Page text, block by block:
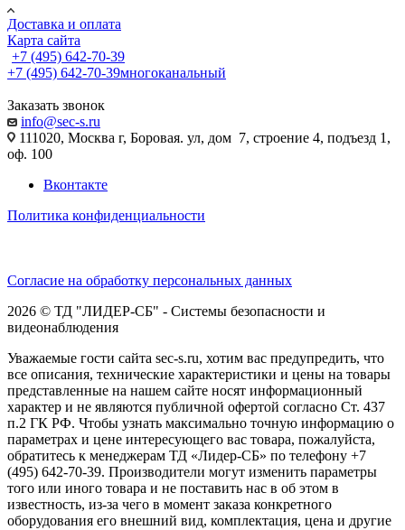
Доставка и оплата
Карта сайта
+7 (495) 642-70-39
+7 (495) 642-70-39многоканальный
Заказать звонок
info@sec-s.ru
111020, Москва г, Боровая. ул, дом 7, строение 4, подъезд 1,
оф. 100
Вконтакте
Политика конфиденциальности
Согласие на обработку персональных данных
2026 © ТД "ЛИДЕР-СБ" - Системы безопасности и
видеонаблюдения
Уважаемые гости сайта sec-s.ru, хотим вас предупредить, что
все описания, технические характеристики и цены на товары
представленные на нашем сайте носят информационный
характер и не являются публичной офертой согласно Ст. 437
п.2 ГК РФ. Чтобы узнать максимально точную информацию о
параметрах и цене интересующего вас товара, пожалуйста,
обратитесь к менеджерам ТД «Лидер-СБ» по телефону +7
(495) 642-70-39. Производители могут изменить параметры
того или иного товара и не поставить нас в об этом в
известность, из-за чего в момент заказа конкретного
оборудования его внешний вид, комплектация, цена и другие